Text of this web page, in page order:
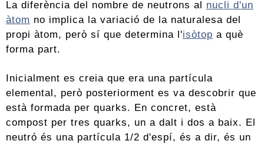
La diferència del nombre de neutrons al nucli d'un
àtom no implica la variació de la naturalesa del
propi àtom, però sí que determina l'isòtop a què
forma part.
Inicialment es creia que era una partícula
elemental, però posteriorment es va descobrir que
està formada per quarks. En concret, està
compost per tres quarks, un a dalt i dos a baix. El
neutró és una partícula 1/2 d'espí, és a dir, és un